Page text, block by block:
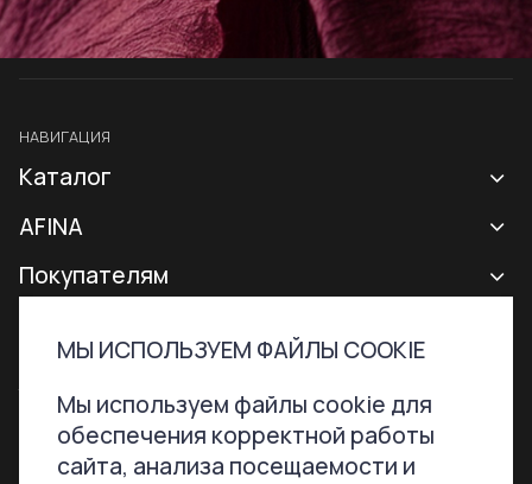
МЫ ИСПОЛЬЗУЕМ ФАЙЛЫ COOKIE
Мы используем файлы cookie для
обеспечения корректной работы
сайта, анализа посещаемости и
НАВИГАЦИЯ
Каталог
Новая коллекция
Все сумки
Аксессуары
Сертификаты
AFINA
О бренде
Покупателям
Гарантии и возврат
Программа лояльности
Уход за сумками
Контактная информация
ТЕЛЕФОН
+7 800 707-76-51
ПОЧТА
hello@afinabags.ru